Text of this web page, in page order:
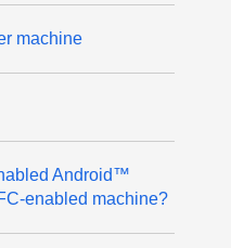
machine
Android™
enabled machine?